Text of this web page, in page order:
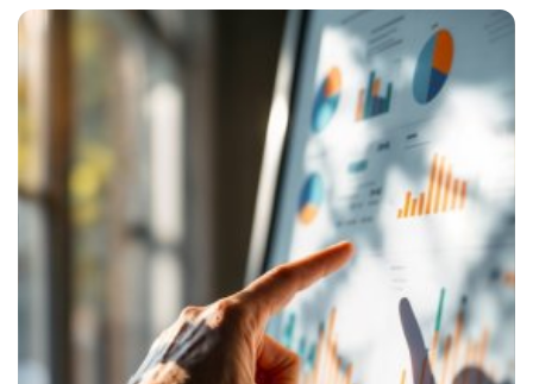
Správa sociálnych sietí
E-mail marketing
Content Marketing